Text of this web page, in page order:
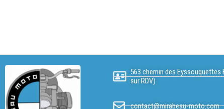
563 chemin des Eyssouquettes
sur RDV)
contact@mirabeau-moto.com